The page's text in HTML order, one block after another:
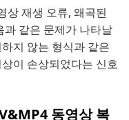
상 재생 오류, 왜곡된
과 같은 문제가 나타날
지 않는 형식과 같은
이 손상되었다는 신호
동영상 복